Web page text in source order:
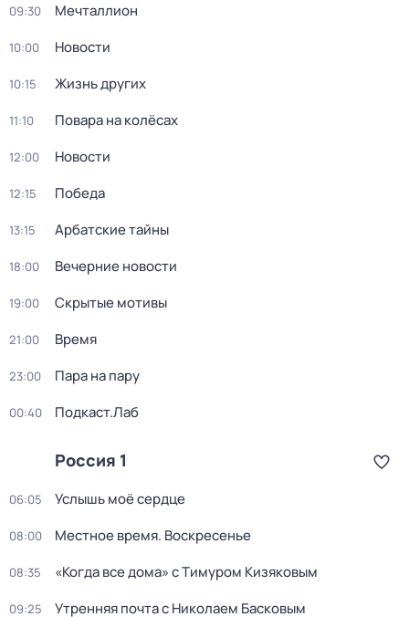
09:30 Мечталлион
10:00 Новости
10:15 Жизнь других
11:10 Повара на колёсах
12:00 Новости
12:15 Победа
13:15 Арбатские тайны
18:00 Вечерние новости
19:00 Скрытые мотивы
21:00 Время
23:00 Пара на пару
00:40 Подкаст.Лаб
Россия 1
06:05 Услышь моё сердце
08:00 Местное время. Воскресенье
08:35 «Когда все дома» с Тимуром Кизяковым
09:25 Утренняя почта с Николаем Басковым